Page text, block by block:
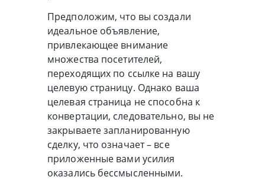
Предположим, что вы создали
идеальное объявление,
привлекающее внимание
множества посетителей,
переходящих по ссылке на вашу
целевую страницу. Однако ваша
целевая страница не способна к
конвертации, следовательно, вы не
закрываете запланированную
сделку, что означает – все
приложенные вами усилия
оказались бессмысленными.